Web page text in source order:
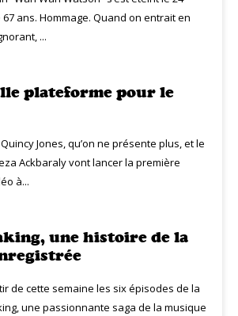
67 ans. Hommage. Quand on entrait en
...
plateforme pour le
Jones, qu’on ne présente plus, et le
Ackbaraly vont lancer la première
à...
une histoire de la
de cette semaine les six épisodes de la
une passionnante saga de la musique